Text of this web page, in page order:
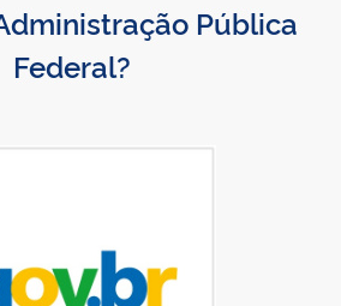
Pública
Federal?
gov.br disponível no Google Play